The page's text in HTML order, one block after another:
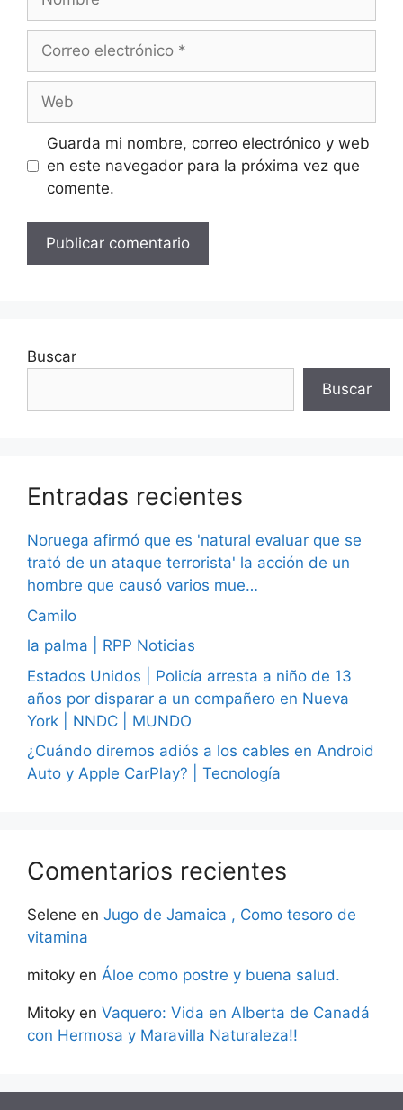
electrónico
Guarda mi nombre, correo electrónico y web
en este navegador para la próxima vez que
comente.
Buscar
Buscar
Entradas recientes
Noruega afirmó que es 'natural evaluar que se
trató de un ataque terrorista' la acción de un
hombre que causó varios mue…
Camilo
la palma | RPP Noticias
Estados Unidos | Policía arresta a niño de 13
años por disparar a un compañero en Nueva
York | NNDC | MUNDO
¿Cuándo diremos adiós a los cables en Android
Auto y Apple CarPlay? | Tecnología
Comentarios recientes
Selene en Jugo de Jamaica , Como tesoro de
vitamina
mitoky en Áloe como postre y buena salud.
Mitoky en Vaquero: Vida en Alberta de Canadá
con Hermosa y Maravilla Naturaleza!!